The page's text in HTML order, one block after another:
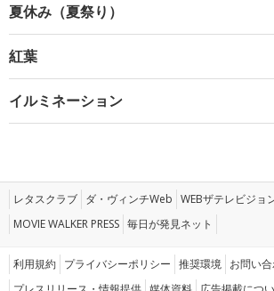
夏休み（夏祭り）
紅葉
イルミネーション
レタスクラブ ダ・ヴィンチWeb WEBザテレビジョ
MOVIE WALKER PRESS 毎日が発見ネット
利用規約 プライバシーポリシー 推奨環境 お問い